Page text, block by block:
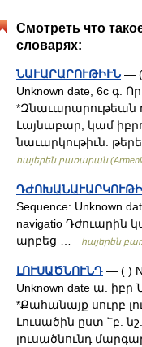
Смотреть что
словарях:
ՆԱՒԱՐԱՐՈՒԹԻՒՆ — (
Unknown date, 6c գ.
*Զնաւարարութեան
Լայնաբար, կամ
նաւարկութիւն.
հայերեն բառարան
Sequence: Unknown
navigatio Դժուարին
արբեց …
հայերեն
ԼՈՒՍԱԾՆՈՒՆԴ — ( )
Unknown date ա.
*Քահանայք սուրբ
Լուսածին ըստ ՟բ.
լուսածնունդ